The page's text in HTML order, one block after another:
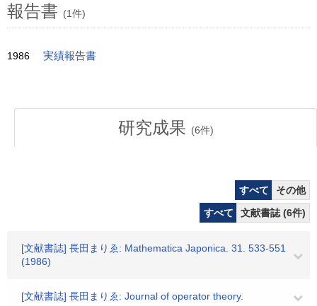
報告書 (1件)
1986 実績報告書
研究成果 (6件)
すべて
その他
すべて
文献書誌 (6件)
[文献書誌] 長田まりゑ: Mathematica Japonica. 31. 533-551
(1986)
[文献書誌] 長田まりゑ: Journal of operator theory.